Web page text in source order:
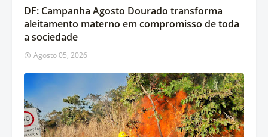
DF: Campanha Agosto Dourado transforma
aleitamento materno em compromisso de toda
a sociedade
Agosto 05, 2026